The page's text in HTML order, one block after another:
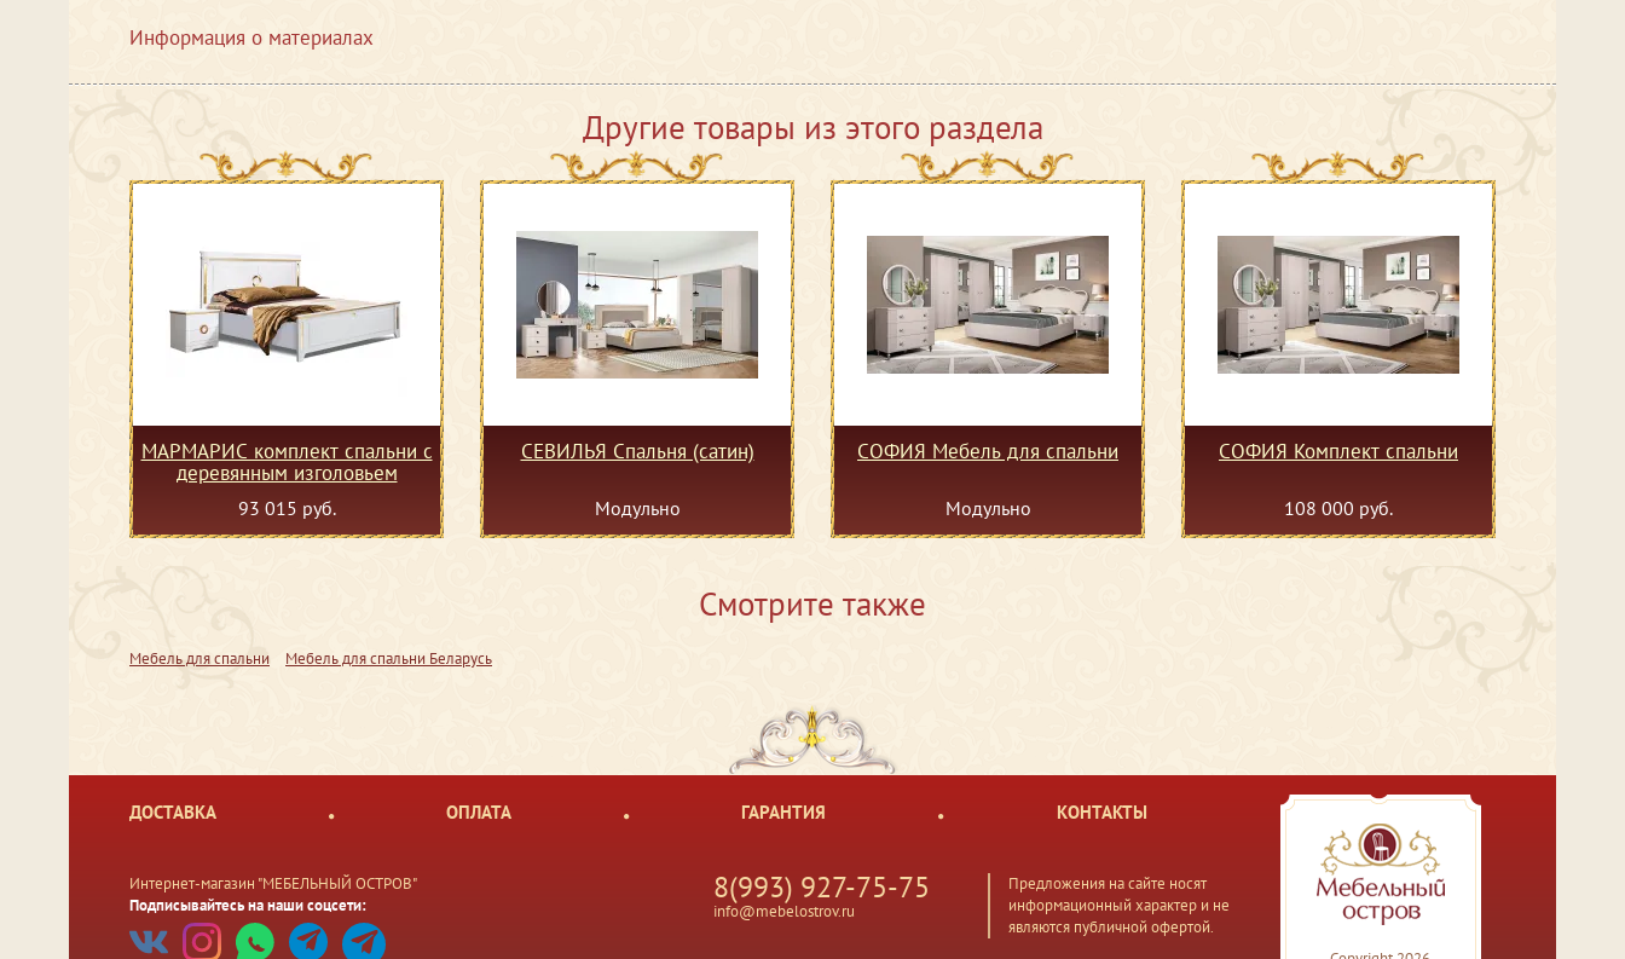
Информация о материалах
Другие товары из этого раздела
МАРМАРИС комплект спальни с
деревянным изголовьем
93 015 руб.
СЕВИЛЬЯ Спальня (сатин)
Модульно
СОФИЯ Мебель для спальни
Модульно
СОФИЯ Комплект спальни
108 000 руб.
Смотрите также
Мебель для спальни Мебель для спальни Беларусь
ДОСТАВКА ОПЛАТА ГАРАНТИЯ КОНТАКТЫ
Интернет-магазин "МЕБЕЛЬНЫЙ ОСТРОВ"
Подписывайтесь на наши соцсети:
8(993) 927-75-75
info@mebelostrov.ru
Предложения на сайте носят
информационный характер и не
являются публичной офертой.